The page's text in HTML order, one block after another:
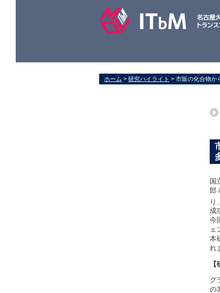
ホーム > 研究ハイライト > 市販の化合物か
国
郎
り
成
今
ェ
本
れ
グ
の